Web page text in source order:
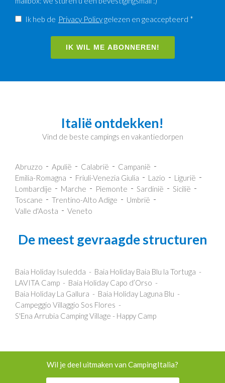
Ik heb de Privacy Policygelezen en geaccepteerd *
IK WIL ME ABONNEREN!
Italië ontdekken!
Vind de beste campings en vakantiedorpen
Abruzzo Apulië Calabrië
Campanië
Emilia-Romagna
Friuli-Venezia Giulia Lazio
Ligurië
Lombardije
Marche Piemonte Sardinië
Sicilië
Toscane
Trentino-Alto Adige
Umbrië
Valle d'Aosta
Veneto
De meest gevraagde structuren
Baia Holiday Isuledda
Baia Holiday Baia Blu la Tortuga
LAVITA Camp
Baia Holiday Capo d’Orso
Baia Holiday La Gallura
Baia Holiday Laguna Blu
Campeggio Villaggio Sos Flores
S'Ena Arrubia Camping Village - Happy Camp
Wil je deel uitmaken van CampingItalia?